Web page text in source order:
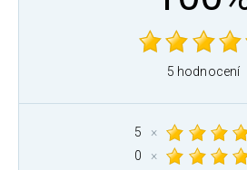
5 hodnocení
5
×
0
×